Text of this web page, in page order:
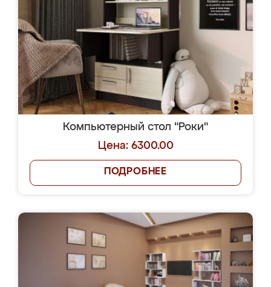
Компьютерный стол "Роки"
Цена: 6300.00
ПОДРОБНЕЕ